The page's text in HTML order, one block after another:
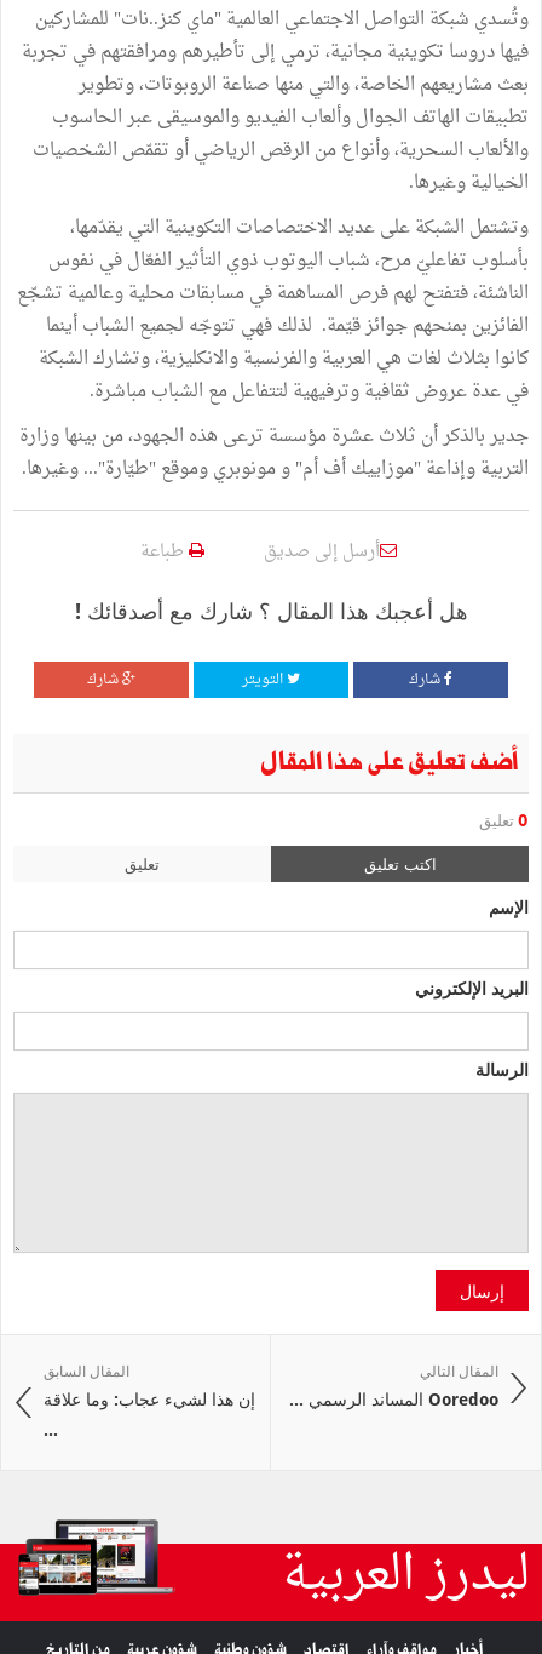
وتُسدي شبكة التواصل الاجتماعي العالمية "ماي كنز..نات" للمشاركين
فيها دروسا تكوينية مجانية، ترمي إلى تأطيرهم ومرافقتهم في تجربة
بعث مشاريعهم الخاصة، والتي منها صناعة الروبوتات، وتطوير
تطبيقات الهاتف الجوال وألعاب الفيديو والموسيقى عبر الحاسوب
والألعاب السحرية، وأنواع من الرقص الرياضي أو تقمّص الشخصيات
الخيالية وغيرها.
وتشتمل الشبكة على عديد الاختصاصات التكوينية التي يقدّمها،
بأسلوب تفاعليّ مرح، شباب اليوتوب ذوي التأثير الفعّال في نفوس
الناشئة، فتفتح لهم فرص المساهمة في مسابقات محلية وعالمية تشجّع
الفائزين بمنحهم جوائز قيّمة. لذلك فهي تتوجّه لجميع الشباب أينما
كانوا بثلاث لغات هي العربية والفرنسية والانكليزية، وتشارك الشبكة
في عدة عروض ثقافية وترفيهية لتتفاعل مع الشباب مباشرة.
جدير بالذكر أن ثلاث عشرة مؤسسة ترعى هذه الجهود، من بينها وزارة
التربية وإذاعة "موزاييك أف أم" و مونوبري وموقع "طيّارة"... وغيرها.
أرسل إلى صديق طباعة
هل أعجبك هذا المقال ؟ شارك مع أصدقائك !
شارك التويتر شارك
أضف تعليق على هذا المقال
0 تعليق
اكتب تعليق تعليق
الإسم
البريد الإلكتروني
الرسالة
إرسال
المقال السابق
إن هذا لشيء عجاب: وما علاقة
...
المقال التالي
Ooredoo المساند الرسمي ...
ليدرز العربية
أخبار مواقف وآراء اقتصاد شؤون وطنية شؤون عربية من التاريخ